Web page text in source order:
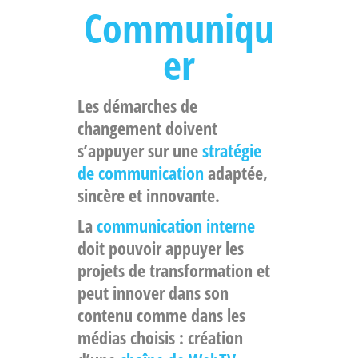
Communiqu
er
Les démarches de
changement doivent
s’appuyer sur unestratégie
de communication adaptée,
sincère et innovante.
La communication interne
doit pouvoir appuyer les
projets de transformation et
peut innover dans son
contenu comme dans les
médias choisis : création